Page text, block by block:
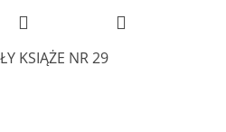
KSIĄŻE NR 29